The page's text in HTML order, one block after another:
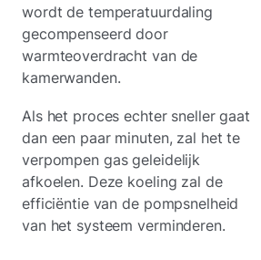
wordt de temperatuurdaling
gecompenseerd door
warmteoverdracht van de
kamerwanden.
Als het proces echter sneller gaat
dan een paar minuten, zal het te
verpompen gas geleidelijk
afkoelen. Deze koeling zal de
efficiëntie van de pompsnelheid
van het systeem verminderen.